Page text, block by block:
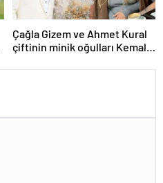
Çağla Gizem ve Ahmet Kural
çiftinin minik oğulları Kemal, 1
gününden kareler!